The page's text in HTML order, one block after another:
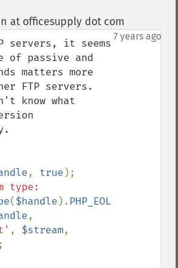
at officesupply dot com
7 years ago
servers, it seems
of passive and
matters more
FTP servers.
know what
, true );
type:
($handle ). PHP_EOL
, $stream